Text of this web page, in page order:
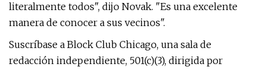
literalmente todos", dijo Novak. "Es una excelente
manera de conocer a sus vecinos".
Suscríbase a Block Club Chicago, una sala de
redacción independiente, 501(c)(3), dirigida por